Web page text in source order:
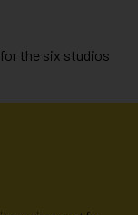
the six studios